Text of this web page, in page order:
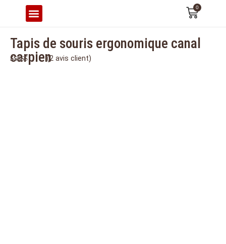
0
Tapis de souris ergonomique canal
carpien
(2 avis client)